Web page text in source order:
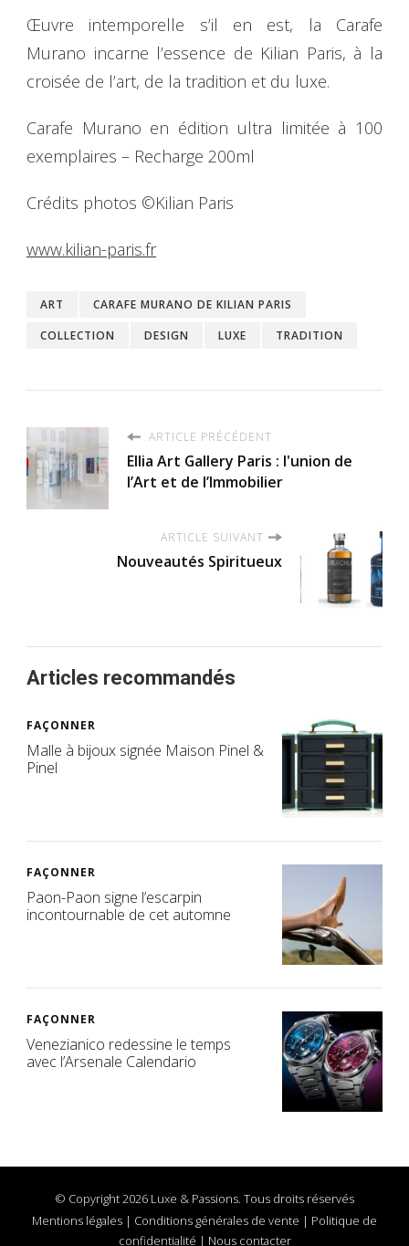
Œuvre intemporelle s’il en est, la Carafe
Murano incarne l’essence de Kilian Paris, à la
croisée de l’art, de la tradition et du luxe.
Carafe Murano en édition ultra limitée à 100
exemplaires – Recharge 200ml
Crédits photos ©Kilian Paris
www.kilian-paris.fr
ART
CARAFE MURANO DE KILIAN PARIS
COLLECTION
DESIGN LUXE TRADITION
ARTICLE PRÉCÉDENT
Ellia Art Gallery Paris : l'union de
l’Art et de l’Immobilier
ARTICLE SUIVANT
Nouveautés Spiritueux
Articles recommandés
FAÇONNER
Malle à bijoux signée Maison Pinel &
Pinel
FAÇONNER
Paon-Paon signe l’escarpin
incontournable de cet automne
FAÇONNER
Venezianico redessine le temps
avec l’Arsenale Calendario
© Copyright 2026 Luxe & Passions. Tous droits réservés
Mentions légales | Conditions générales de vente | Politique de
confidentialité | Nous contacter